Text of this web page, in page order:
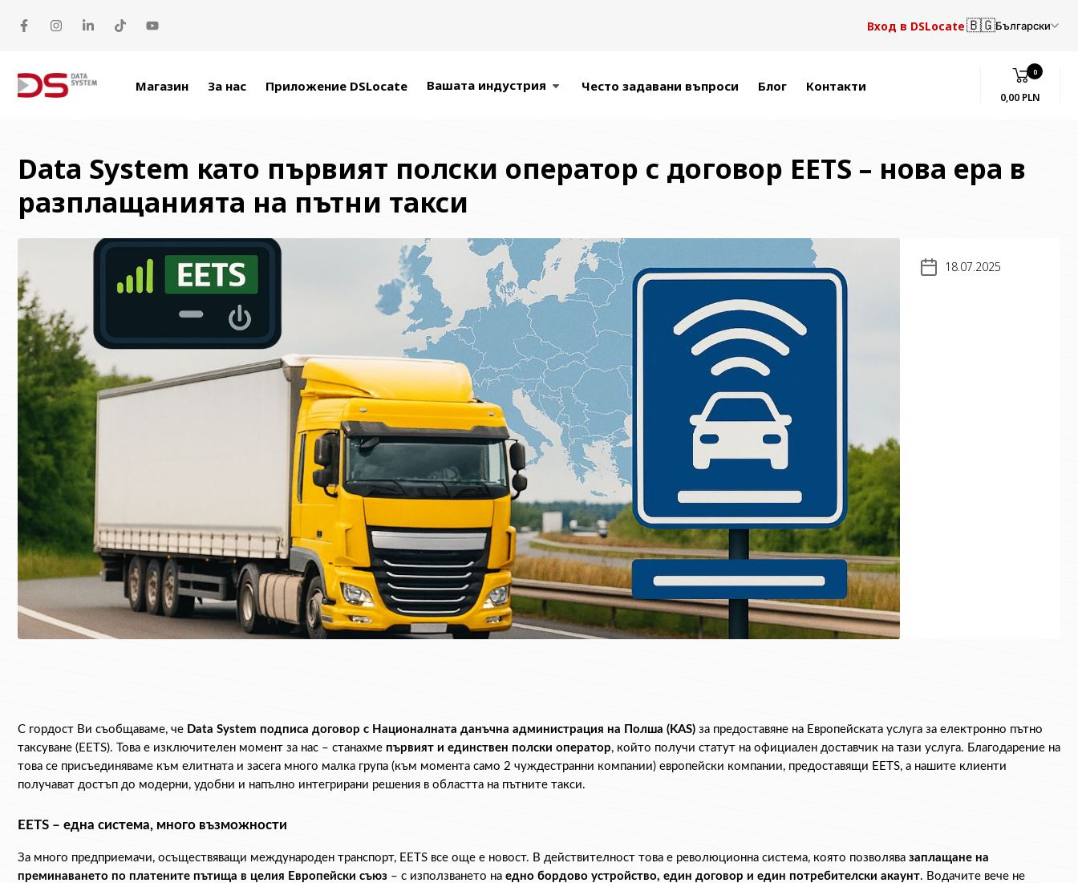
Вход в DSLocate🇧🇬Български
Магазин За нас Приложение DSLocate Вашата индустрия Често задавани въпроси Блог Контакти
0
0,00 PLN
Data System като първият полски оператор с договор EETS – нова ера в
разплащанията на пътни такси
18.07.2025
С гордост Ви съобщаваме, че Data System подписа договор с Националната данъчна администрация на Полша (KAS) за предоставяне на Европейската услуга за електронно пътно
таксуване (EETS). Това е изключителен момент за нас – станахме първият и единствен полски оператор, който получи статут на официален доставчик на тази услуга. Благодарение на
това се присъединяваме към елитната и засега много малка група (към момента само 2 чуждестранни компании) европейски компании, предоставящи EETS, а нашите клиенти
получават достъп до модерни, удобни и напълно интегрирани решения в областта на пътните такси.
EETS – една система, много възможности
За много предприемачи, осъществяващи международен транспорт, EETS все още е новост. В действителност това е революционна система, която позволява заплащане на
преминаването по платените пътища в целия Европейски съюз – с използването на едно бордово устройство, един договор и един потребителски акаунт. Водачите вече не